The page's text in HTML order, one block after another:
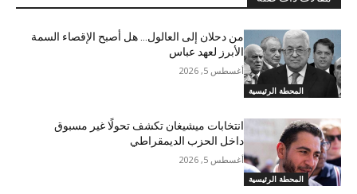
المحطة الرئيسية
من دحلان إلى العالول… هل أصبح الإقصاء السمة
الأبرز لعهد عباس
أغسطس 5, 2026
المحطة الرئيسية
انتخابات ميشيغان تكشف تحولًا غير مسبوق
داخل الحزب الديمقراطي
أغسطس 5, 2026